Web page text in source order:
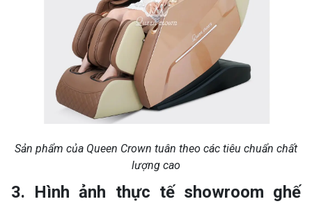
Sản phẩm của Queen Crown tuân theo các tiêu chuẩn chất
lượng cao
3. Hình ảnh thực tế showroom ghế